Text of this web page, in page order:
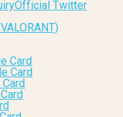
Official Twitter
Card
Card